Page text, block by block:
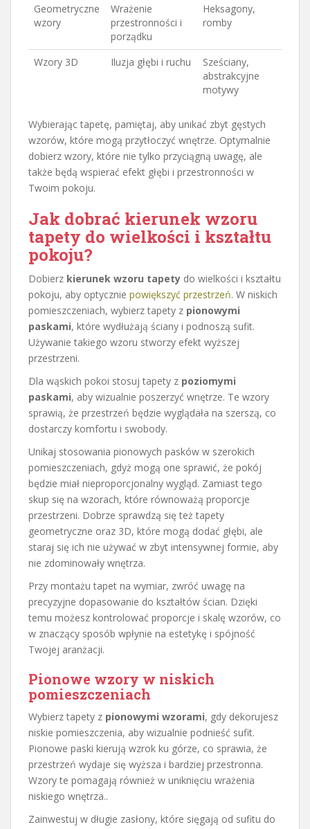
Geometryczne
wzory
Wrażenie
przestronności i
porządku
Heksagony,
romby
Wzory 3D Iluzja głębi i ruchu
Sześciany,
abstrakcyjne
motywy
Wybierając tapetę, pamiętaj, aby unikać zbyt gęstych
wzorów, które mogą przytłoczyć wnętrze. Optymalnie
dobierz wzory, które nie tylko przyciągną uwagę, ale
także będą wspierać efekt głębi i przestronności w
Twoim pokoju.
Jak dobrać kierunek wzoru
tapety do wielkości i kształtu
pokoju?
Dobierz kierunek wzoru tapety do wielkości i kształtu
pokoju, aby optycznie powiększyć przestrzeń. W niskich
pomieszczeniach, wybierz tapety z pionowymi
paskami, które wydłużają ściany i podnoszą sufit.
Używanie takiego wzoru stworzy efekt wyższej
przestrzeni.
Dla wąskich pokoi stosuj tapety z poziomymi
paskami, aby wizualnie poszerzyć wnętrze. Te wzory
sprawią, że przestrzeń będzie wyglądała na szerszą, co
dostarczy komfortu i swobody.
Unikaj stosowania pionowych pasków w szerokich
pomieszczeniach, gdyż mogą one sprawić, że pokój
będzie miał nieproporcjonalny wygląd. Zamiast tego
skup się na wzorach, które równoważą proporcje
przestrzeni. Dobrze sprawdzą się też tapety
geometryczne oraz 3D, które mogą dodać głębi, ale
staraj się ich nie używać w zbyt intensywnej formie, aby
nie zdominowały wnętrza.
Przy montażu tapet na wymiar, zwróć uwagę na
precyzyjne dopasowanie do kształtów ścian. Dzięki
temu możesz kontrolować proporcje i skalę wzorów, co
w znaczący sposób wpłynie na estetykę i spójność
Twojej aranżacji.
Pionowe wzory w niskich
pomieszczeniach
Wybierz tapety z pionowymi wzorami, gdy dekorujesz
niskie pomieszczenia, aby wizualnie podnieść sufit.
Pionowe paski kierują wzrok ku górze, co sprawia, że
przestrzeń wydaje się wyższa i bardziej przestronna.
Wzory te pomagają również w uniknięciu wrażenia
niskiego wnętrza..
Zainwestuj w długie zasłony, które sięgają od sufitu do